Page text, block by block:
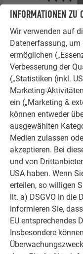
INFORMATIONEN ZU
Wir verwenden auf
Datenerfassung,
ermöglichen
Verbesserung der
(„Statistiken (inkl.
Marketing-
ein („Marketing &
können entweder
ausgewählten
Medien zulassen
akzeptieren. Bei
und von
USA haben. Wenn
erteilen, so willigen
lit. a) DSGVO in die
informieren Sie,
EU entsprechendes
Insbesondere
ANZAHL DER
Wandprofil Länge
1350mm
1750mm